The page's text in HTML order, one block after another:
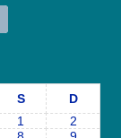
S D
1
2